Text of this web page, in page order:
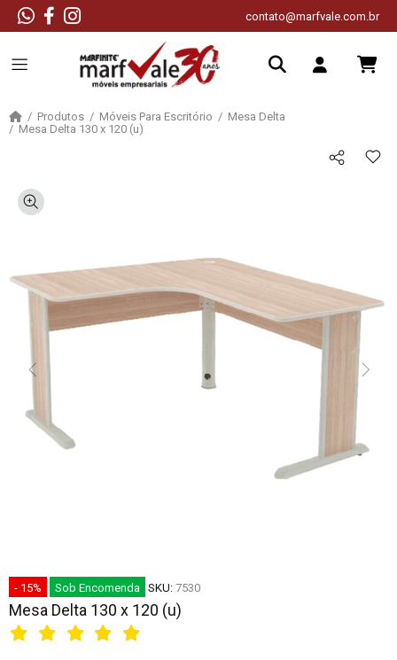
contato@marfvale.com.br
Produtos Móveis Para Escritório
Mesa Delta
Mesa Delta 130 x 120 (u)
- 15% Sob Encomenda SKU: 7530
Mesa Delta 130 x 120 (u)